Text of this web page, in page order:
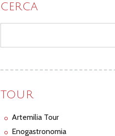
CERCA
TOUR
Artemilia Tour
Enogastronomia